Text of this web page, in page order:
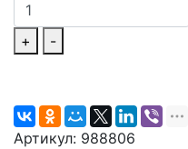
+ -
Артикул: 988806